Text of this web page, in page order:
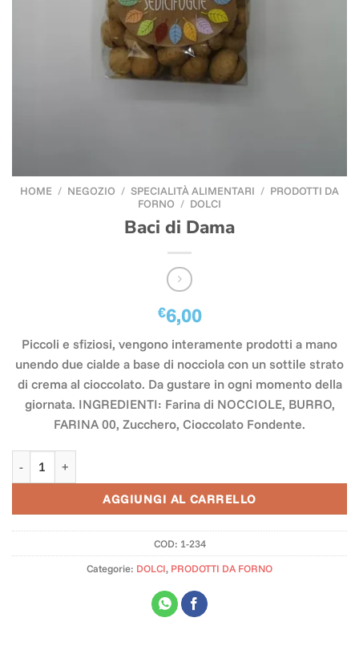
HOME / NEGOZIO / SPECIALITÀ ALIMENTARI / PRODOTTI DA
FORNO / DOLCI
Baci di Dama
€6,00
Piccoli e sfiziosi, vengono interamente prodotti a mano
unendo due cialde a base di nocciola con un sottile strato
di crema al cioccolato. Da gustare in ogni momento della
giornata. INGREDIENTI: Farina di NOCCIOLE, BURRO,
FARINA 00, Zucchero, Cioccolato Fondente.
AGGIUNGI AL CARRELLO
COD: 1-234
Categorie: DOLCI, PRODOTTI DA FORNO